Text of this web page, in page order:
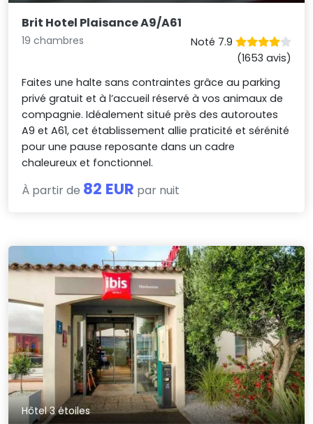
Brit Hotel Plaisance A9/A61
19 chambres
Noté 7.9
(1653 avis)
Faites une halte sans contraintes grâce au parking
privé gratuit et à l’accueil réservé à vos animaux de
compagnie. Idéalement situé près des autoroutes
A9 et A61, cet établissement allie praticité et sérénité
pour une pause reposante dans un cadre
chaleureux et fonctionnel.
À partir de 82 EUR par nuit
Hôtel 3 étoiles